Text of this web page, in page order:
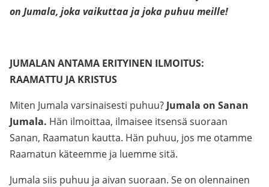
on Jumala, joka vaikuttaa ja joka puhuu meille!
JUMALAN ANTAMA ERITYINEN ILMOITUS:
RAAMATTU JA KRISTUS
Miten Jumala varsinaisesti puhuu? Jumala on Sanan
Jumala. Hän ilmoittaa, ilmaisee itsensä suoraan
Sanan, Raamatun kautta. Hän puhuu, jos me otamme
Raamatun käteemme ja luemme sitä.
Jumala siis puhuu ja aivan suoraan. Se on olennainen